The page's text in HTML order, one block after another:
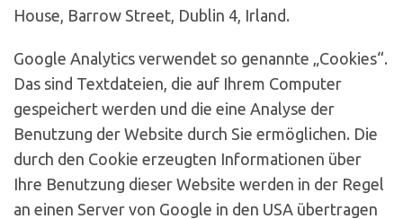
House, Barrow Street, Dublin 4, Irland.
Google Analytics verwendet so genannte „Cookies“.
Das sind Textdateien, die auf Ihrem Computer
gespeichert werden und die eine Analyse der
Benutzung der Website durch Sie ermöglichen. Die
durch den Cookie erzeugten Informationen über
Ihre Benutzung dieser Website werden in der Regel
an einen Server von Google in den USA übertragen